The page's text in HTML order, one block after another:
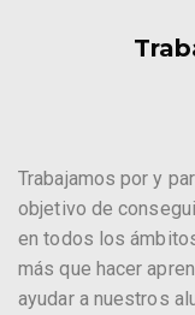
Trabajamos por y
objetivo de
en todos los
más que hacer
ayudar a nuestros